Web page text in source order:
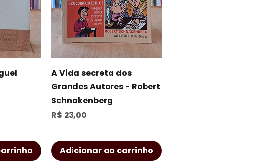
Visualização rápida
A Vida secreta dos
Grandes Autores - Robert
Schnakenberg
Preço
R$ 23,00
Adicionar ao carrinho